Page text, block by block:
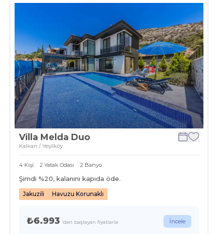
Villa Melda Duo
Kalkan / Yeşilköy
4 Kişi 2 Yatak Odası 2 Banyo
Şimdi %20, kalanını kapıda öde.
Jakuzili Havuzu Korunaklı
₺6.993 'den başlayan fiyatlarla İncele